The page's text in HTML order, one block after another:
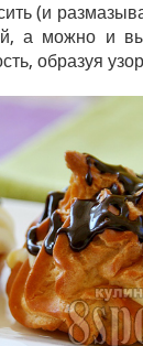
(и
а можно и
образуя